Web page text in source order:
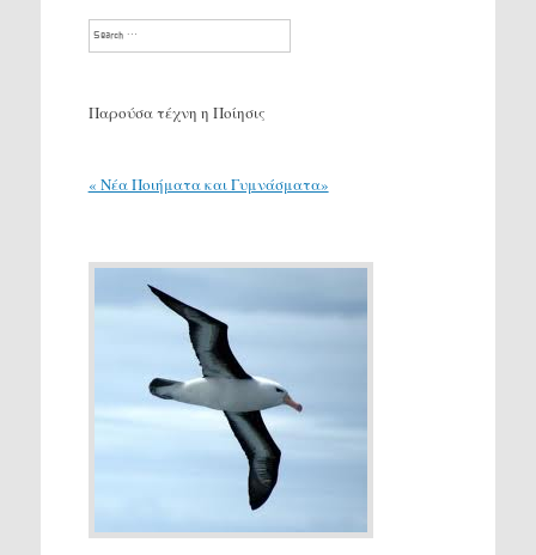
Search
Παρούσα τέχνη η Ποίησις
« Νέα Ποιήματα και Γυμνάσματα»